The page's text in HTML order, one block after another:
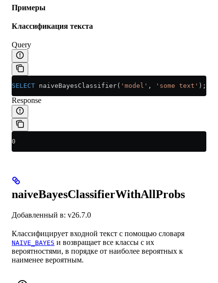
Примеры
Классификация текста
Query
SELECT naiveBayesClassifier( 'model' , 'some text' );
Response
0
naiveBayesClassifierWithAllProbs
Добавленный в: v26.7.0
Классифицирует входной текст с помощью словаря
NAIVE_BAYES и возвращает все классы с их
вероятностями, в порядке от наиболее вероятных к
наименее вероятным.